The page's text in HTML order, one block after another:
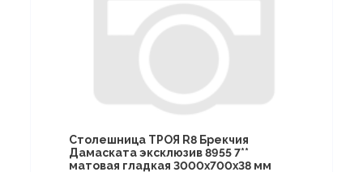
Столешница ТРОЯ R8 Брекчия
Дамаската эксклюзив 8955 7**
матовая гладкая 3000х700х38 мм